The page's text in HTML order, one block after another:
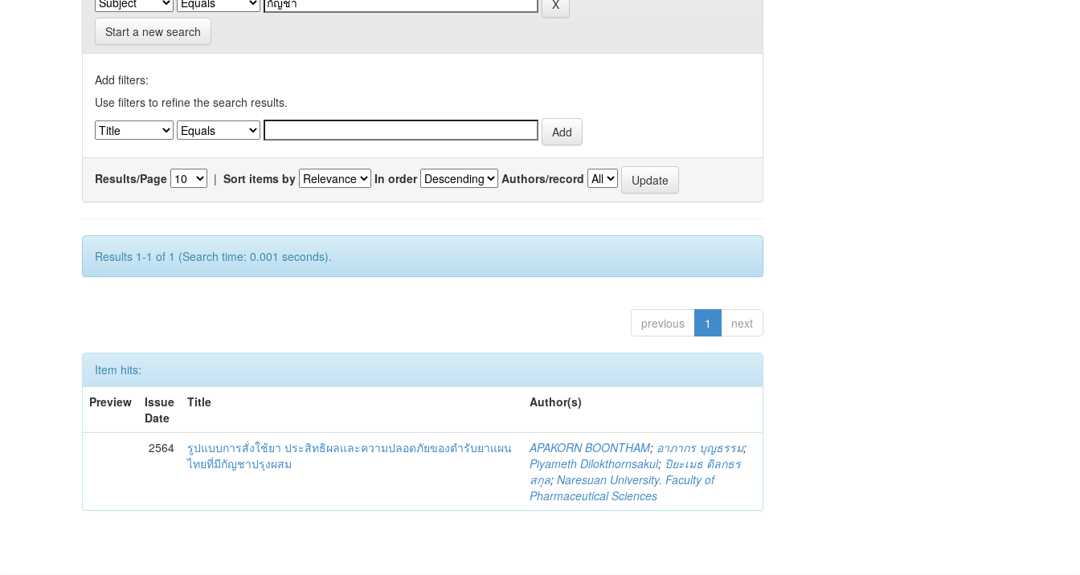
Start a new search
Add filters:
Use filters to refine the search results.
Results/Page | Sort items by In order Authors/record
Results 1-1 of 1 (Search time: 0.001 seconds).
previous 1 next
Item hits:
Preview
Issue
Date
Title Author(s)
2564
รูปแบบการสั่งใช้ยา ประสิทธิผลและความปลอดภัยของตำรับยาแผน
ไทยที่มีกัญชาปรุงผสม
APAKORN BOONTHAM; อาภากร บุญธรรม;
Piyameth Dilokthornsakul; ปิยะเมธ ดิลกธร
สกุล;Naresuan University. Faculty of
Pharmaceutical Sciences